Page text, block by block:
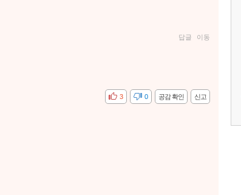
답글 이동
신고
공감 확인
비공감 0
3